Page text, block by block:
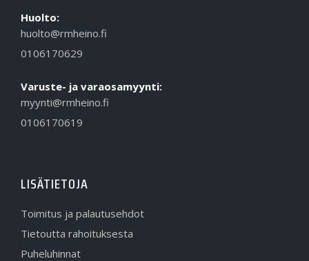
Huolto:
huolto@rmheino.fi
0106170629
Varuste- ja varaosamyynti:
myynti@rmheino.fi
0106170619
LISÄTIETOJA
Toimitus ja palautusehdot
Tietoutta rahoituksesta
Puheluhinnat